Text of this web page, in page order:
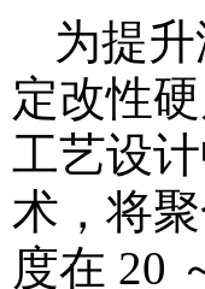
为提
定改性
工艺设
术，将
度在 20